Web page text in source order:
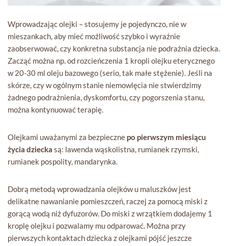
Wprowadzając olejki – stosujemy je pojedynczo, nie w
mieszankach, aby mieć możliwość szybko i wyraźnie
zaobserwować, czy konkretna substancja nie podrażnia dziecka.
Zacząć można np. od rozcieńczenia 1 kropli olejku eterycznego
w 20-30 ml oleju bazowego (serio, tak małe stężenie). Jeśli na
skórze, czy w ogólnym stanie niemowlęcia nie stwierdzimy
żadnego podrażnienia, dyskomfortu, czy pogorszenia stanu,
można kontynuować terapię.
Olejkami uważanymi za bezpieczne po pierwszym miesiącu
życia dziecka są: lawenda wąskolistna, rumianek rzymski,
rumianek pospolity, mandarynka.
Dobrą metodą wprowadzania olejków u maluszków jest
delikatne nawanianie pomieszczeń, raczej za pomocą miski z
gorącą wodą niż dyfuzorów. Do miski z wrzątkiem dodajemy 1
kroplę olejku i pozwalamy mu odparować. Można przy
pierwszych kontaktach dziecka z olejkami pójść jeszcze